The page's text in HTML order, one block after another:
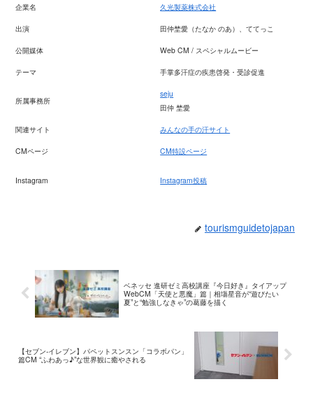
企業名 久光製薬株式会社
出演 田仲埜愛（たなか のあ）、ててっこ
公開媒体 Web CM / スペシャルムービー
テーマ 手掌多汗症の疾患啓発・受診促進
所属事務所
seju
田仲 埜愛
関連サイト みんなの手の汗サイト
CMページ CM特設ページ
Instagram Instagram投稿
tourismguidetojapan
ベネッセ 進研ゼミ高校講座『今日好き』タイアップ
WebCM「天使と悪魔」篇｜相塲星音が“遊びたい
夏”と“勉強しなきゃ”の葛藤を描く
【セブン‐イレブン】パペットスンスン「コラボパン」
篇CM “ふわあっ♪”な世界観に癒やされる